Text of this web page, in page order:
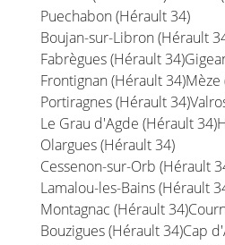
Puechabon (Hérault 34)
Boujan-sur-Libron (Hérault
Fabrègues (Hérault 34)
Frontignan (Hérault 34)Mèze
Portiragnes (Hérault 34)
Le Grau d'Agde (Hérault 34)
Olargues (Hérault 34)
Cessenon-sur-Orb (Hérault
Lamalou-les-Bains (Hérault
Montagnac (Hérault 34)
Bouzigues (Hérault 34)Cap